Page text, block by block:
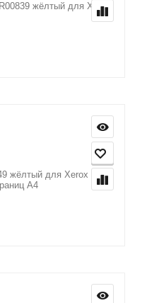
жёлтый для Xerox
жёлтый для Xerox
А4